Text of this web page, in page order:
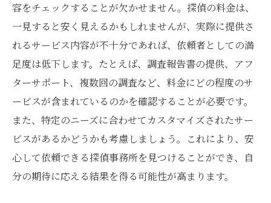
容をチェックすることが欠かせません。探偵の料金は、
一見すると安く見えるかもしれませんが、実際に提供さ
れるサービス内容が不十分であれば、依頼者としての満
足度は低下します。たとえば、調査報告書の提供、アフ
ターサポート、複数回の調査など、料金にどの程度のサ
ービスが含まれているのかを確認することが必要です。
また、特定のニーズに合わせてカスタマイズされたサー
ビスがあるかどうかも考慮しましょう。これにより、安
心して依頼できる探偵事務所を見つけることができ、自
分の期待に応える結果を得る可能性が高まります。